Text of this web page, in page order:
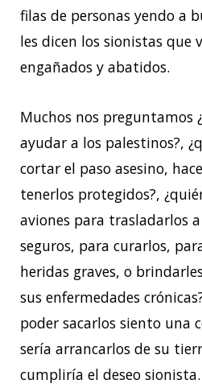
filas de personas yendo a
les dicen los sionistas que
engañados y abatidos.
Muchos nos preguntamos
ayudar a los palestinos?,
cortar el paso asesino,
tenerlos protegidos?,
aviones para trasladarlos
seguros, para curarlos,
heridas graves, o
sus enfermedades
poder sacarlos siento una
sería arrancarlos de su
cumpliría el deseo